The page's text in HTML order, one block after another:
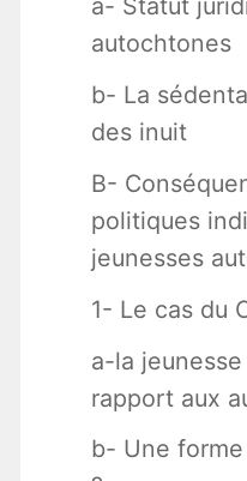
a- Statut
autochtones
b- La
des inuit
B-
politiques
jeunesses
1- Le cas du
a-la
rapport aux
b- Une